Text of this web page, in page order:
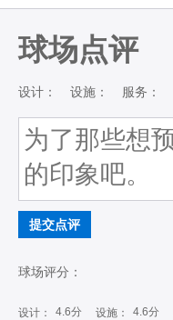
球场点评
设计： 设施： 服务：
提交点评
球场评分：
设计： 4.6分 设施： 4.6分